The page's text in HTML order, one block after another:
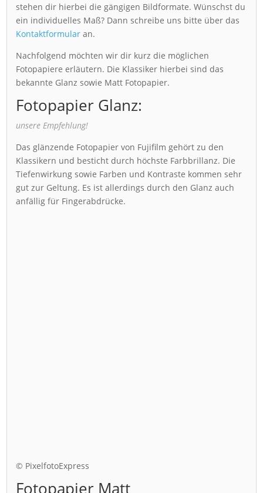
stehen dir hierbei die gängigen Bildformate. Wünschst du
ein individuelles Maß? Dann schreibe uns bitte über das
Kontaktformular an.
Nachfolgend möchten wir dir kurz die möglichen
Fotopapiere erläutern. Die Klassiker hierbei sind das
bekannte Glanz sowie Matt Fotopapier.
Fotopapier Glanz:
unsere Empfehlung!
Das glänzende Fotopapier von Fujifilm gehört zu den
Klassikern und besticht durch höchste Farbbrillanz. Die
Tiefenwirkung sowie Farben und Kontraste kommen sehr
gut zur Geltung. Es ist allerdings durch den Glanz auch
anfällig für Fingerabdrücke.
© PixelfotoExpress
Fotopapier Matt